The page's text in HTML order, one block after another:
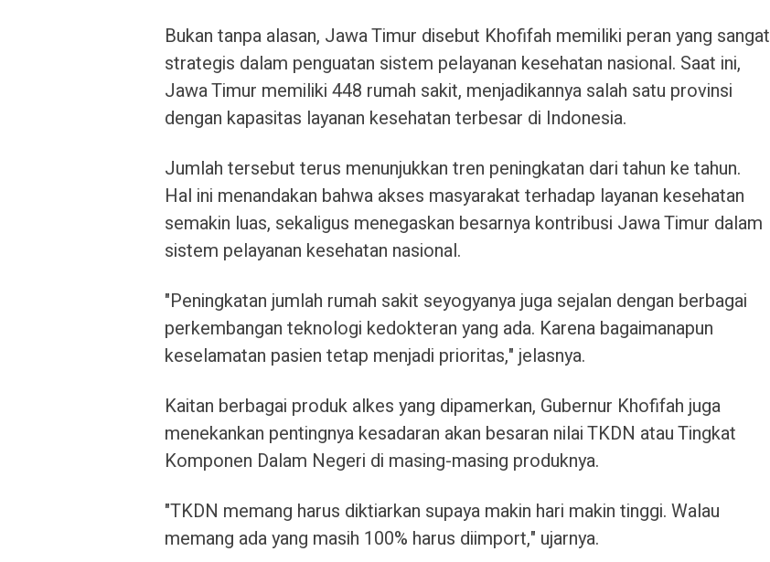
Bukan tanpa alasan, Jawa Timur disebut Khofifah memiliki peran yang sangat
strategis dalam penguatan sistem pelayanan kesehatan nasional. Saat ini,
Jawa Timur memiliki 448 rumah sakit, menjadikannya salah satu provinsi
dengan kapasitas layanan kesehatan terbesar di Indonesia.
Jumlah tersebut terus menunjukkan tren peningkatan dari tahun ke tahun.
Hal ini menandakan bahwa akses masyarakat terhadap layanan kesehatan
semakin luas, sekaligus menegaskan besarnya kontribusi Jawa Timur dalam
sistem pelayanan kesehatan nasional.
"Peningkatan jumlah rumah sakit seyogyanya juga sejalan dengan berbagai
perkembangan teknologi kedokteran yang ada. Karena bagaimanapun
keselamatan pasien tetap menjadi prioritas," jelasnya.
Kaitan berbagai produk alkes yang dipamerkan, Gubernur Khofifah juga
menekankan pentingnya kesadaran akan besaran nilai TKDN atau Tingkat
Komponen Dalam Negeri di masing-masing produknya.
"TKDN memang harus diktiarkan supaya makin hari makin tinggi. Walau
memang ada yang masih 100% harus diimport," ujarnya.